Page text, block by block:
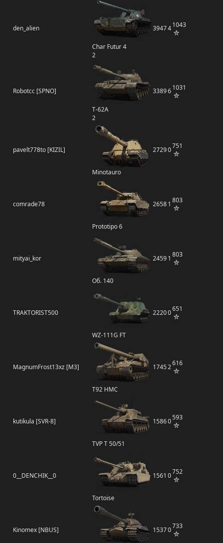
den_alien
Char Futur 4
2
394741043
Robotcc [SPNO]
Т-62А
2
338961031
pavelt778to [KIZIL]
Minotauro
27290751
comrade78
Prototipo 6
26581 803
mityai_kor
Об. 140
24591 803
TRAKTORIST500
WZ-111G FT
22200651
MagnumFrost13xz [M3]
T92 HMC
17452616
kutikula [SVR-8]
TVP T 50/51
15860593
0__DENCHIK__0
Tortoise
1561 0752
Kinomex [NBUS] 15370733